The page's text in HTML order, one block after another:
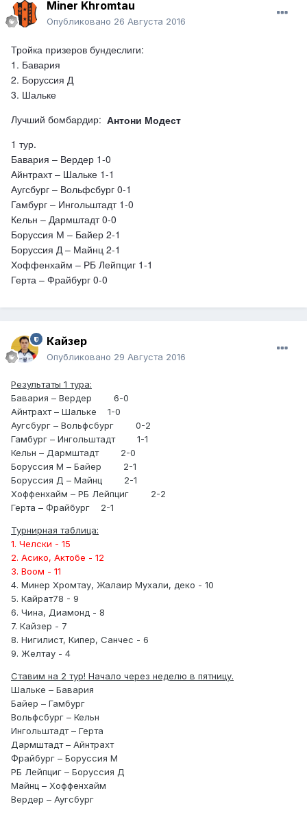
Miner Khromtau
Опубликовано 26 Августа 2016
Тройка призеров бундеслиги:
1. Бавария
2. Боруссия Д
3. Шальке
Лучший бомбардир: Антони Модест
1 тур.
Бавария – Вердер 1-0
Айнтрахт – Шальке 1-1
Аугсбург – Вольфсбург 0-1
Гамбург – Ингольштадт 1-0
Кельн – Дармштадт 0-0
Боруссия М – Байер 2-1
Боруссия Д – Майнц 2-1
Хоффенхайм – РБ Лейпциг 1-1
Герта – Фрайбург 0-0
Кайзер
Опубликовано 29 Августа 2016
Результаты 1 тура:
Бавария – Вердер 6-0
Айнтрахт – Шальке 1-0
Аугсбург – Вольфсбург 0-2
Гамбург – Ингольштадт 1-1
Кельн – Дармштадт 2-0
Боруссия М – Байер 2-1
Боруссия Д – Майнц 2-1
Хоффенхайм – РБ Лейпциг 2-2
Герта – Фрайбург 2-1
Турнирная таблица:
1. Челски - 15
2. Асико, Актобе - 12
3. Воом - 11
4. Минер Хромтау, Жалаир Мухали, деко - 10
5. Кайрат78 - 9
6. Чина, Диамонд - 8
7. Кайзер - 7
8. Нигилист, Кипер, Санчес - 6
9. Желтау - 4
Ставим на 2 тур! Начало через неделю в пятницу.
Шальке – Бавария
Байер – Гамбург
Вольфсбург – Кельн
Ингольштадт – Герта
Дармштадт – Айнтрахт
Фрайбург – Боруссия М
РБ Лейпциг – Боруссия Д
Майнц – Хоффенхайм
Вердер – Аугсбург